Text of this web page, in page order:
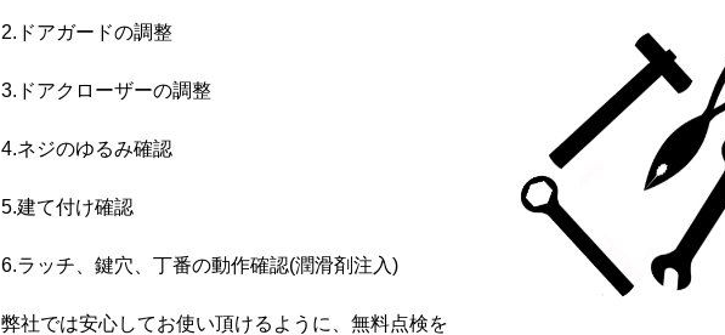
2.ドアガードの調整
3.ドアクローザーの調整
4.ネジのゆるみ確認
5.建て付け確認
6.ラッチ、鍵穴、丁番の動作確認(潤滑剤注入)
弊社では安心してお使い頂けるように、無料点検を